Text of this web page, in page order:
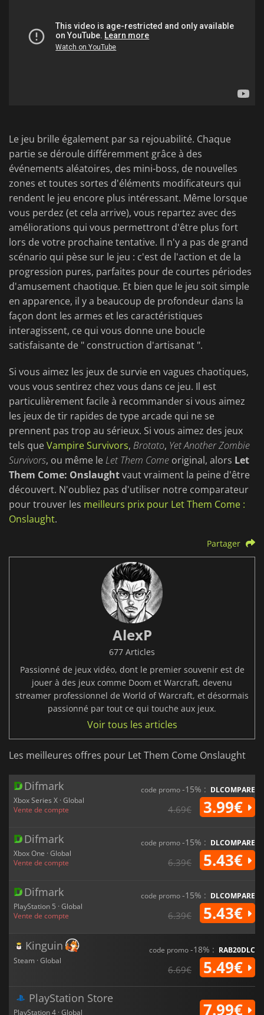
Le jeu brille également par sa rejouabilité. Chaque
partie se déroule différemment grâce à des
événements aléatoires, des mini-boss, de nouvelles
zones et toutes sortes d'éléments modificateurs qui
rendent le jeu encore plus intéressant. Même lorsque
vous perdez (et cela arrive), vous repartez avec des
améliorations qui vous permettront d'être plus fort
lors de votre prochaine tentative. Il n'y a pas de grand
scénario qui pèse sur le jeu : c'est de l'action et de la
progression pures, parfaites pour de courtes périodes
d'amusement chaotique. Et bien que le jeu soit simple
en apparence, il y a beaucoup de profondeur dans la
façon dont les armes et les caractéristiques
interagissent, ce qui vous donne une boucle
satisfaisante de " construction d'artisanat ".
Si vous aimez les jeux de survie en vagues chaotiques,
vous vous sentirez chez vous dans ce jeu. Il est
particulièrement facile à recommander si vous aimez
les jeux de tir rapides de type arcade qui ne se
prennent pas trop au sérieux. Si vous aimez des jeux
tels queVampire Survivors, Brotato, Yet Another Zombie
Survivors, ou même leLet Them Come original, alors Let
Them Come: Onslaughtvaut vraiment la peine d'être
découvert. N'oubliez pas d'utiliser notre comparateur
pour trouver les meilleurs prix pour Let Them Come :
Onslaught.
Partager
AlexP
677 Articles
Passionné de jeux vidéo, dont le premier souvenir est de
jouer à des jeux comme Doom et Warcraft, devenu
streamer professionnel de World of Warcraft, et désormais
passionné par tout ce qui touche aux jeux.
Voir tous les articles
Les meilleures offres pour Let Them Come Onslaught
Difmark
Xbox Series X · Global
Vente de compte
code promo-15% : DLCOMPARE
4.69€ 3.99€
Difmark
Xbox One · Global
Vente de compte
code promo-15% : DLCOMPARE
6.39€ 5.43€
Difmark
PlayStation 5 · Global
Vente de compte
code promo-15% : DLCOMPARE
6.39€ 5.43€
Kinguin
Steam · Global
code promo-18% : RAB20DLC
6.69€ 5.49€
PlayStation Store
PlayStation 4 · Global 7.99€